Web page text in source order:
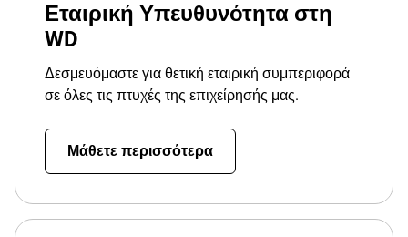
Εταιρική Υπευθυνότητα στη
WD
Δεσμευόμαστε για θετική εταιρική συμπεριφορά
σε όλες τις πτυχές της επιχείρησής μας.
Μάθετε περισσότερα